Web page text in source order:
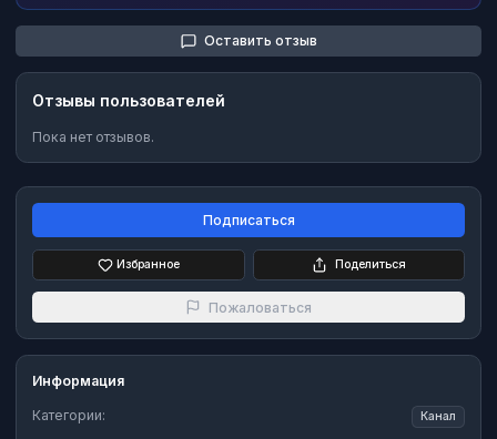
Оставить отзыв
Отзывы пользователей
Пока нет отзывов.
Подписаться
Избранное Поделиться
Пожаловаться
Информация
Категории: Канал